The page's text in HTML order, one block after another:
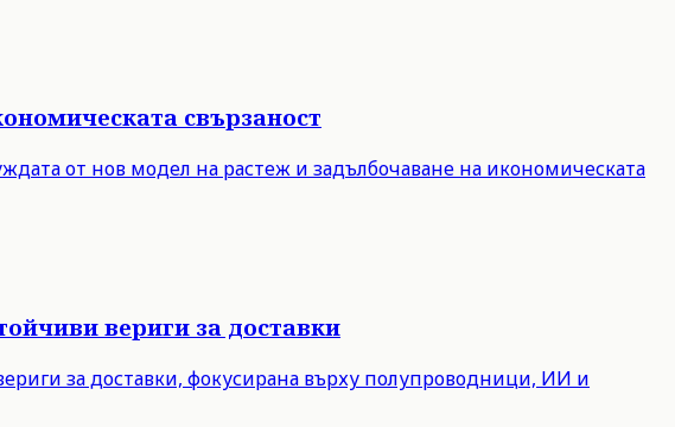
свързаност
от нов модел на растеж и задълбочаване на икономическата
вериги за доставки
за доставки, фокусирана върху полупроводници, ИИ и